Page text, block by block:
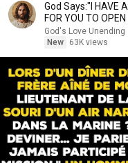
God Says:"I HAVE
FOR YOU TO
Message
God's Love Unending
New
63K views